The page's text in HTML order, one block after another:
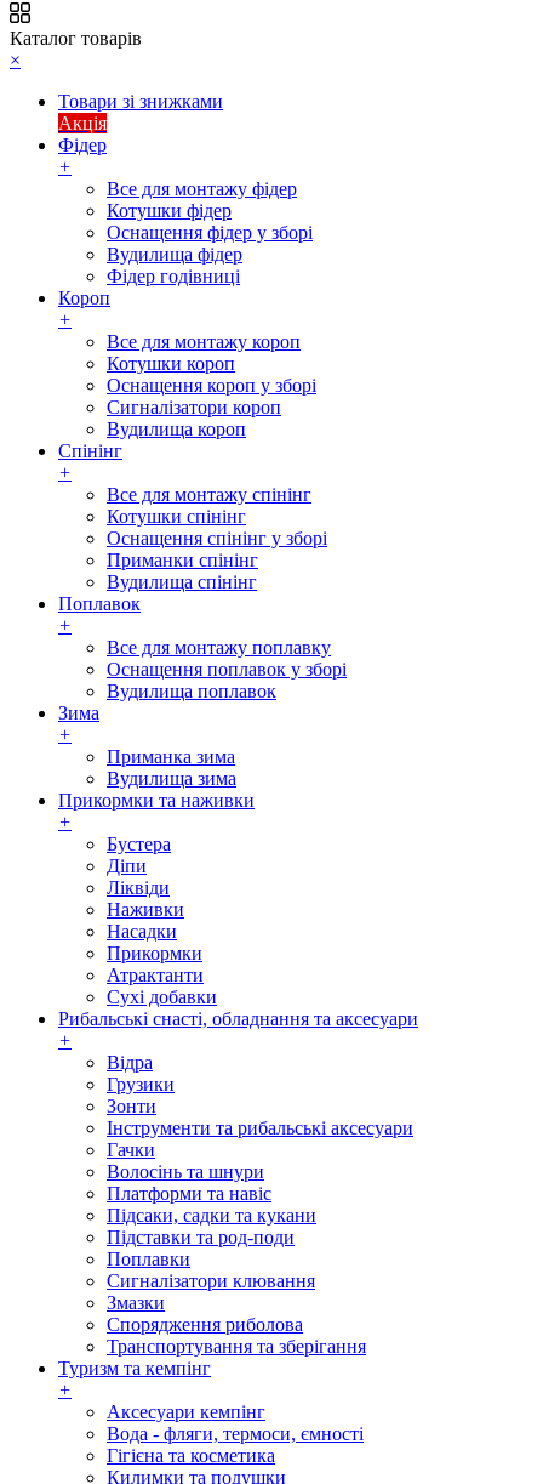
Каталог товарів
×
Товари зі знижками
Акція
Фідер
+
Все для монтажу фідер
Котушки фідер
Оснащення фідер у зборі
Вудилища фідер
Фідер годівниці
Короп
+
Все для монтажу короп
Котушки короп
Оснащення короп у зборі
Сигналізатори короп
Вудилища короп
Спінінг
+
Все для монтажу спінінг
Котушки спінінг
Оснащення спінінг у зборі
Приманки спінінг
Вудилища спінінг
Поплавок
+
Все для монтажу поплавку
Оснащення поплавок у зборі
Вудилища поплавок
Зима
+
Приманка зима
Вудилища зима
Прикормки та наживки
+
Бустера
Діпи
Ліквіди
Наживки
Насадки
Прикормки
Атрактанти
Сухі добавки
Рибальські снасті, обладнання та аксесуари
+
Відра
Грузики
Зонти
Інструменти та рибальські аксесуари
Гачки
Волосінь та шнури
Платформи та навіс
Підсаки, садки та кукани
Підставки та род-поди
Поплавки
Сигналізатори клювання
Змазки
Спорядження риболова
Транспортування та зберігання
Туризм та кемпінг
+
Аксесуари кемпінг
Вода - фляги, термоси, ємності
Гігієна та косметика
Килимки та подушки